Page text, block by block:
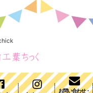
お問い合わせ・